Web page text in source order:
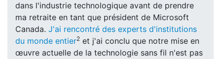
dans l'industrie technologique avant de prendre
ma retraite en tant que président de Microsoft
Canada. J'ai rencontré des experts d'institutions
du monde entier2 et j'ai conclu que notre mise en
œuvre actuelle de la technologie sans fil n'est pas